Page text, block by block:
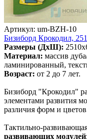
Артикул: um-BZH-10
Бизиборд Крокодил,
Размеры (ДхШ):
Материал: массив
ламинированный,
Возраст: от 2 до 7 лет.
Бизиборд "Крокодил"
элементами развития
различия форм и
Тактильно-
развивающих модулей: